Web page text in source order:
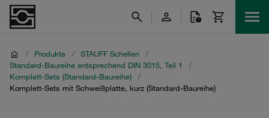
/ Produkte / STAUFF Schellen
/
Standard-Baureihe entsprechend DIN 3015, Teil 1
/
Komplett-Sets (Standard-Baureihe)
/
Komplett-Sets mit Schweißplatte, kurz (Standard-Baureihe)